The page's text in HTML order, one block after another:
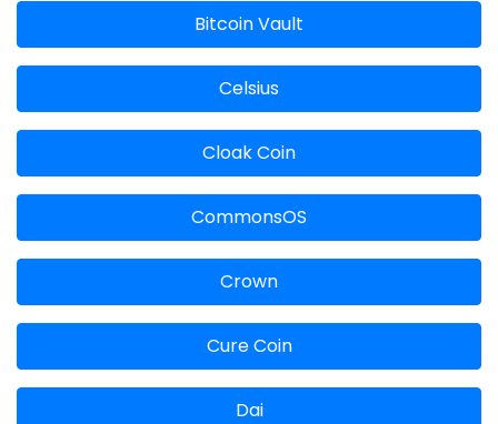
Bitcoin Vault
Celsius
Cloak Coin
CommonsOS
Crown
Cure Coin
Dai